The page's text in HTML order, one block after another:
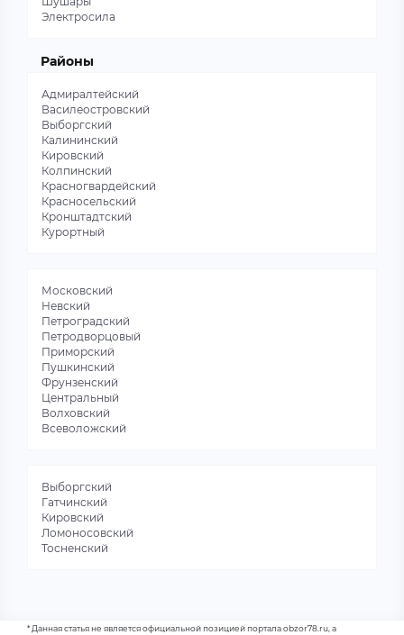
«Предидущая
1 2 »
Электросила
Районы
Адмиралтейский
Василеостровский
Выборгский
Калининский
Кировский
Колпинский
Красногвардейский
Красносельский
Кронштадтский
Курортный
Московский
Невский
Петроградский
Петродворцовый
Приморский
Пушкинский
Фрунзенский
Центральный
Волховский
Всеволожский
Выборгский
Гатчинский
Кировский
Ломоносовский
Тосненский
* Данная статья не является официальной позицией портала obzor78.ru, а